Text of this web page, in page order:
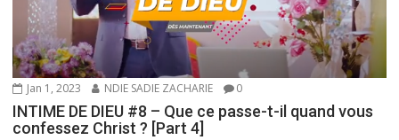
Jan 1, 2023 NDIE SADIE ZACHARIE 0
INTIME DE DIEU #8 – Que ce passe-t-il quand vous
confessez Christ ? [Part 4]